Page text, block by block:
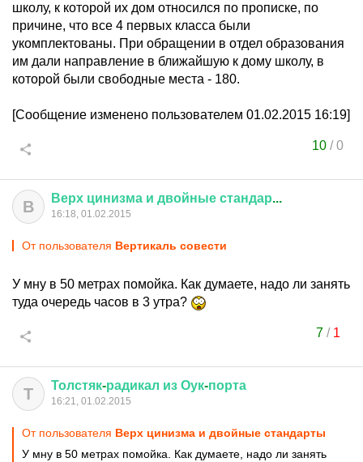
школу, к которой их дом относился по прописке, по
причине, что все 4 первых класса были
укомплектованы. При обращении в отдел образования
им дали направление в ближайшую к дому школу, в
которой были свободные места - 180.
[Сообщение изменено пользователем 01.02.2015 16:19]
10 /0
В Верх цинизма и двойные стандар...
16:18, 01.02.2015
От пользователя Вертикаль совести
У мну в 50 метрах помойка. Как думаете, надо ли занять
туда очередь часов в 3 утра?
7/ 1
Т Толстяк-радикал из Оук-порта
16:21, 01.02.2015
От пользователя Верх цинизма и двойные стандарты
У мну в 50 метрах помойка. Как думаете, надо ли занять